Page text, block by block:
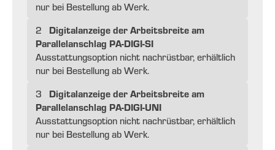
nur bei Bestellung ab Werk.
2
Digitalanzeige der Arbeitsbreite am
Parallelanschlag PA-DIGI-SI
Ausstattungsoption nicht nachrüstbar, erhältlich
nur bei Bestellung ab Werk.
3
Digitalanzeige der Arbeitsbreite am
Parallelanschlag PA-DIGI-UNI
Ausstattungsoption nicht nachrüstbar, erhältlich
nur bei Bestellung ab Werk.